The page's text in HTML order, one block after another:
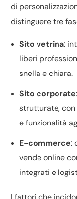
di
distinguere tre
Sito vetrina:
liberi
snella e chiara.
Sito corporate
strutturate, con
e funzionalità
E-commerce:
vende online
integrati e
I fattori che